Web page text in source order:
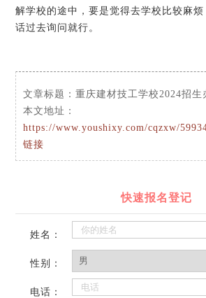
解学校的途中，要是觉得去学校比较麻
话过去询问就行。
文章标题：重庆建材技工学校2024招生
本文地址：
https://www.youshixy.com/cqzxw/
链接
快速报名登记
姓名：
性别：
电话：